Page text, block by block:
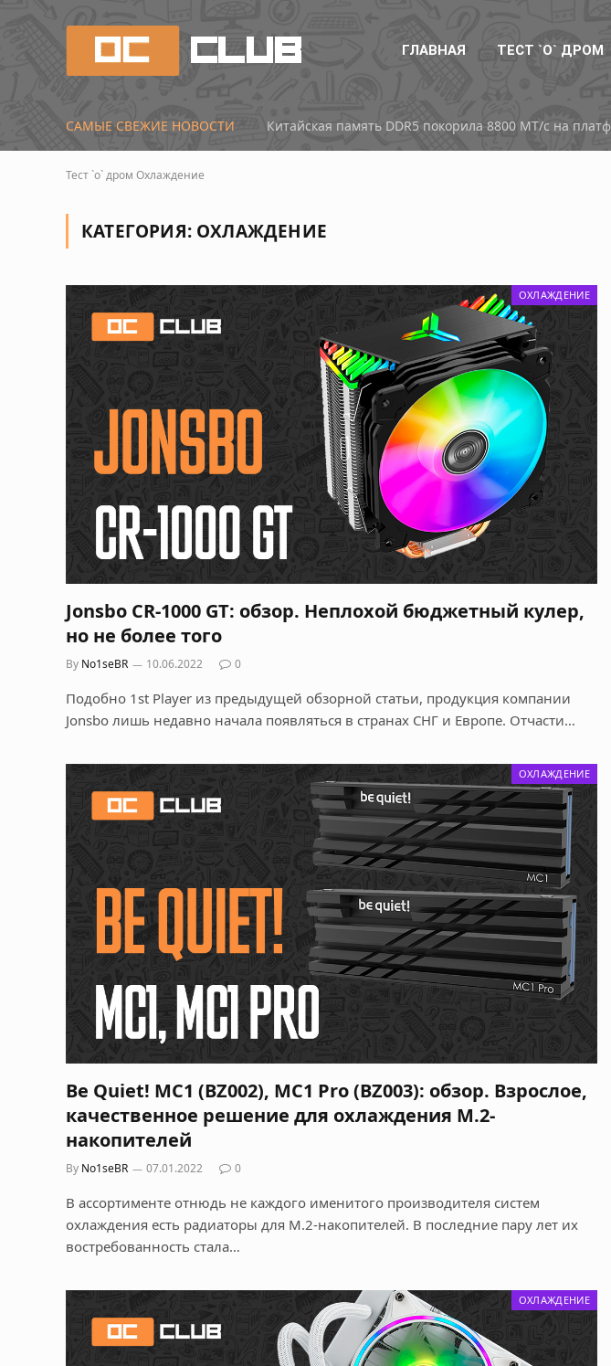
ГЛАВНАЯ ТЕСТ `О` ДРОМ
САМЫЕ СВЕЖИЕ НОВОСТИ
Тест `о` дром Охлаждение
КАТЕГОРИЯ: ОХЛАЖДЕНИЕ
ОХЛАЖДЕНИЕ
Jonsbo CR-1000 GT: обзор. Неплохой бюджетный кулер,
но не более того
By No1seBR 10.06.2022 0
Подобно 1st Player из предыдущей обзорной статьи, продукция компании
Jonsbo лишь недавно начала появляться в странах СНГ и Европе. Отчасти…
ОХЛАЖДЕНИЕ
Be Quiet! MC1 (BZ002), MC1 Pro (BZ003): обзор. Взрослое,
качественное решение для охлаждения M.2-
накопителей
By No1seBR 07.01.2022 0
В ассортименте отнюдь не каждого именитого производителя систем
охлаждения есть радиаторы для M.2-накопителей. В последние пару лет их
востребованность стала…
ОХЛАЖДЕНИЕ